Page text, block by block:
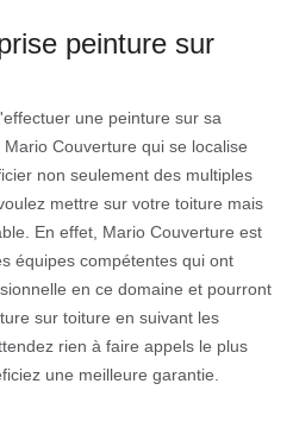
peinture sur
une peinture sur sa
Couverture qui se localise
non seulement des multiples
mettre sur votre toiture mais
En effet, Mario Couverture est
équipes compétentes qui ont
en ce domaine et pourront
sur toiture en suivant les
rien à faire appels le plus
une meilleure garantie.